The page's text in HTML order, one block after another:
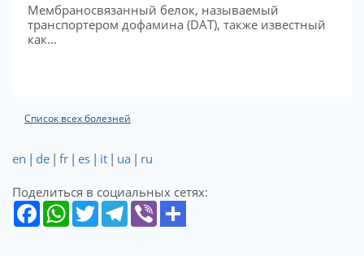
Мембраносвязанный белок, называемый
транспортером дофамина (DAT), также известный
как...
Список всех болезней
en | de | fr | es | it | ua | ru
Поделиться в социальных сетях: